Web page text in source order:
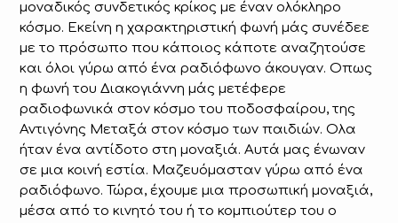
μοναδικός συνδετικός κρίκος με έναν ολόκληρο
κόσμο. Εκείνη η χαρακτηριστική φωνή μάς συνέδεε
με το πρόσωπο που κάποιος κάποτε αναζητούσε
και όλοι γύρω από ένα ραδιόφωνο άκουγαν. Οπως
η φωνή του Διακογιάννη μάς μετέφερε
ραδιοφωνικά στον κόσμο του ποδοσφαίρου, της
Αντιγόνης Μεταξά στον κόσμο των παιδιών. Ολα
ήταν ένα αντίδοτο στη μοναξιά. Αυτά μας ένωναν
σε μια κοινή εστία. Μαζευόμασταν γύρω από ένα
ραδιόφωνο. Τώρα, έχουμε μια προσωπική μοναξιά,
μέσα από το κινητό του ή το κομπιούτερ του ο